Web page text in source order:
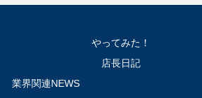
やってみた！
店長日記
業界関連NEWS